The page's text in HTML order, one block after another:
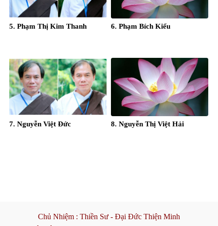
5. Phạm Thị Kim Thanh 6. Phạm Bích Kiểu
7. Nguyễn Việt Đức 8. Nguyễn Thị Việt Hải
Chủ Nhiệm : Thiền Sư - Đại Đức Thiện Minh